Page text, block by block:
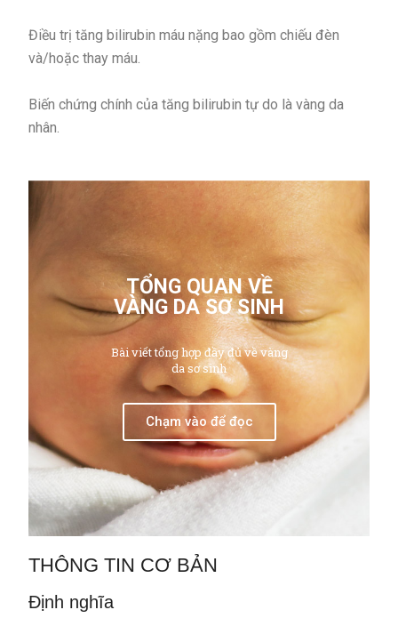
Điều trị tăng bilirubin máu nặng bao gồm chiếu đèn
và/hoặc thay máu.
Biến chứng chính của tăng bilirubin tự do là vàng da
nhân.
TỔNG QUAN VỀ
VÀNG DA SƠ SINH
Bài viết tổng hợp đầy đủ về vàng
da sơ sinh
Chạm vào để đọc
THÔNG TIN CƠ BẢN
Định nghĩa